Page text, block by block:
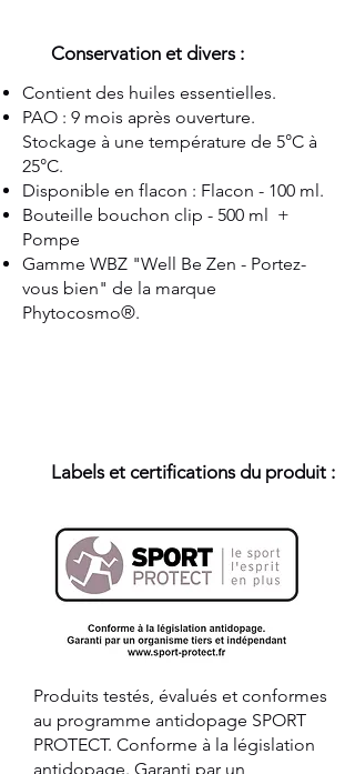
Conservation et divers :
Contient des huiles essentielles.
PAO : 9 mois après ouverture.
Stockage à une température de 5°C à
25°C.
Disponible en flacon : Flacon - 100 ml.
Bouteille bouchon clip - 500 ml +
Pompe
Gamme WBZ "Well Be Zen - Portez-
vous bien" de la marque
Phytocosmo®.
Labels et certifications du produit :
Produits testés, évalués et conformes
au programme antidopage SPORT
PROTECT. Conforme à la législation
antidopage. Garanti par un